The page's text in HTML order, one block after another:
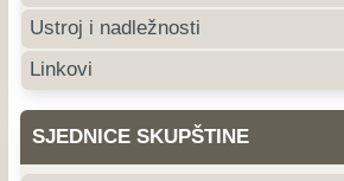
Ustroj i nadležnosti
Linkovi
SJEDNICE SKUPŠTINE